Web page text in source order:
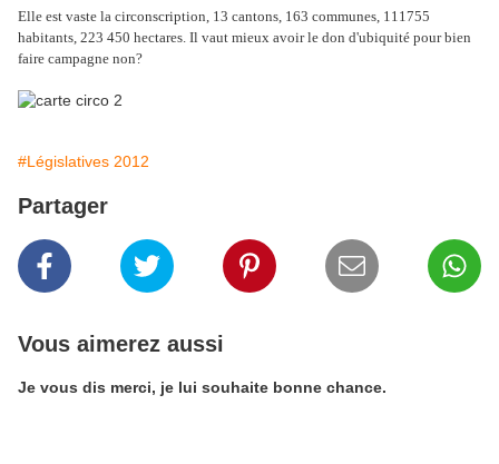
Elle est vaste la circonscription, 13 cantons, 163 communes, 111755
habitants, 223 450 hectares. Il vaut mieux avoir le don d'ubiquité pour bien
faire campagne non?
#Législatives 2012
Partager
Vous aimerez aussi
Je vous dis merci, je lui souhaite bonne chance.